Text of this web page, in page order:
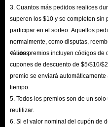
¿Qué hago si encuentro algún
IGGM ofrece soporte 24/7. Si
clic en el botón de atención al
mejorando.
Sobre los objetos de
Tipos y Farming
Ashes of Creation cuenta con un
3. Cuantos más pedidos realices
superen los $10 y se completen sin
participar en el sorteo. Aquellos
normalmente, como disputas,
válidos.
4. Los premios incluyen códigos de
cupones de descuento de $5/$10/
premio se enviará
tiempo.
5. Todos los premios son de un solo
reutilizar.
6. Si el valor nominal del cupón de